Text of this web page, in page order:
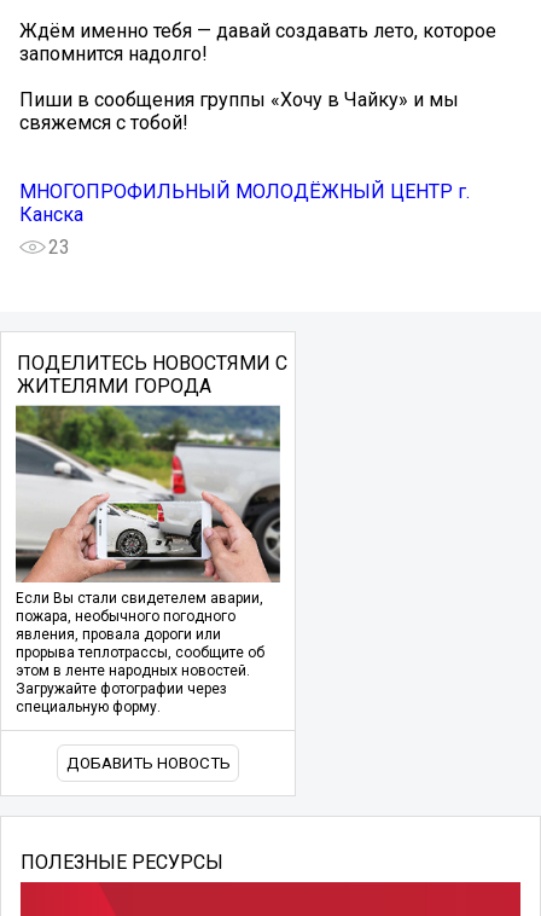
Ждём именно тебя — давай создавать лето, которое
запомнится надолго!
Пиши в сообщения группы «Хочу в Чайку» и мы
свяжемся с тобой!
МНОГОПРОФИЛЬНЫЙ МОЛОДЁЖНЫЙ ЦЕНТР г.
Канска
23
ПОДЕЛИТЕСЬ НОВОСТЯМИ С
ЖИТЕЛЯМИ ГОРОДА
Если Вы стали свидетелем аварии,
пожара, необычного погодного
явления, провала дороги или
прорыва теплотрассы, сообщите об
этом в ленте народных новостей.
Загружайте фотографии через
специальную форму.
ДОБАВИТЬ НОВОСТЬ
ПОЛЕЗНЫЕ РЕСУРСЫ